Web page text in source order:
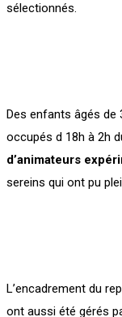
sélectionnés.
Des enfants âgés de
occupés d 18h à 2h
d’animateurs
sereins qui ont pu
L’encadrement du
ont aussi été gérés